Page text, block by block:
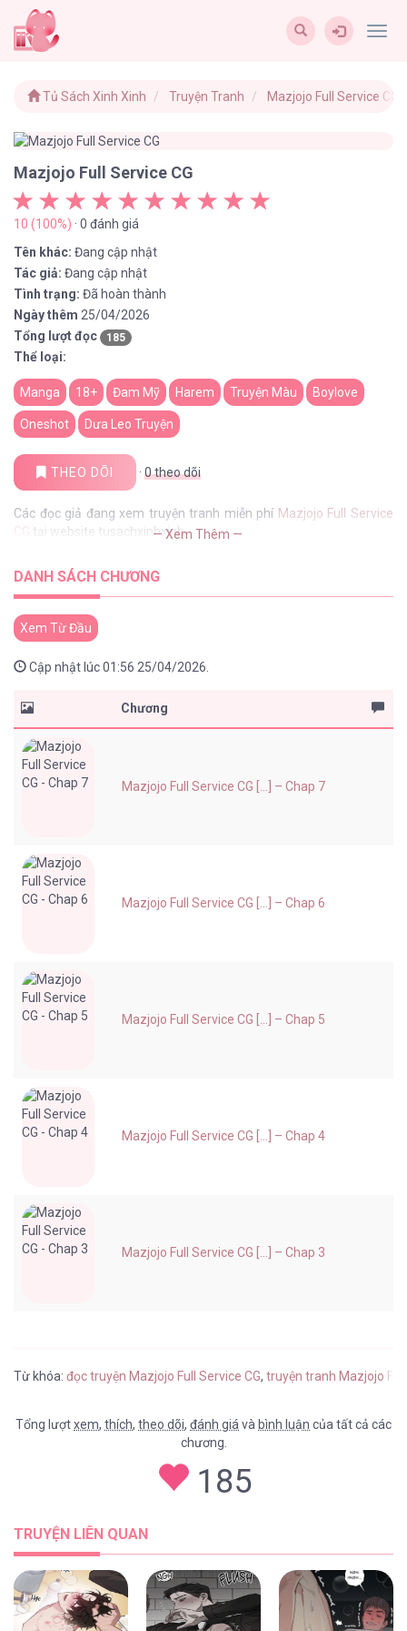
Tủ Sách Xinh Xinh Truyện Tranh Mazjojo Full Service CG
Mazjojo Full Service CG
10 (100%) · 0 đánh giá
Tên khác: Đang cập nhật
Tác giả: Đang cập nhật
Tình trạng: Đã hoàn thành
Ngày thêm 25/04/2026
Tổng lượt đọc
185
Thể loại:
Manga 18+ Đam Mỹ Harem Truyện Màu Boylove
Oneshot Dưa Leo Truyện
THEO DÕI · 0theo dõi
Các đọc giả đang xem truyện tranh miễn phí Mazjojo Full Service
CG tại website tusachxinhxinh— Xem Thêm —
DANH SÁCH CHƯƠNG
Xem Từ Đầu
Cập nhật lúc 01:56 25/04/2026.
Chương
Mazjojo Full Service CG [...] – Chap 7
Mazjojo Full Service CG [...] – Chap 6
Mazjojo Full Service CG [...] – Chap 5
Mazjojo Full Service CG [...] – Chap 4
Mazjojo Full Service CG [...] – Chap 3
Từ khóa: đọc truyện Mazjojo Full Service CG, truyện tranh Mazjojo
Tổng lượtxem, thích, theo dõi, đánh giávà bình luận của tất cả các
chương.
185
TRUYỆN LIÊN QUAN